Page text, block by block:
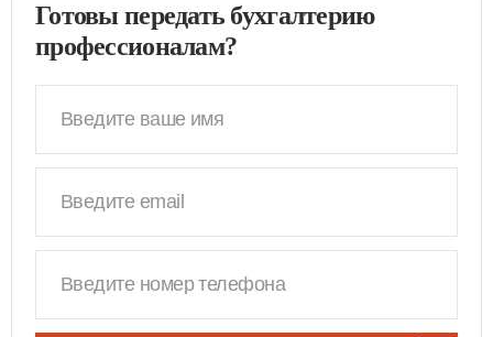
Готовы передать бухгалтерию
профессионалам?